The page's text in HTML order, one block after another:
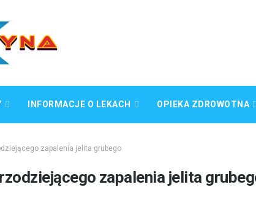
INFORMACJE O LEKACH OPIEKA ZDROWOTNA
zapalenia jelita grubego
zapalenia jelita